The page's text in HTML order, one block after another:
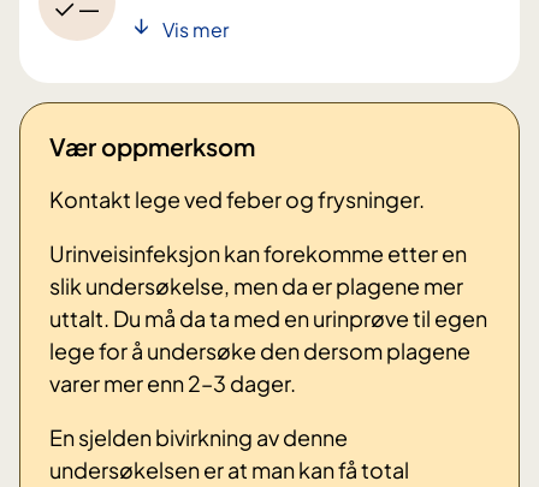
Vis mer
Vær oppmerksom
Kontakt lege ved feber og frysninger.
Urinveisinfeksjon kan forekomme etter en
slik undersøkelse, men da er plagene mer
uttalt. Du må da ta med en urinprøve til egen
lege for å undersøke den dersom plagene
varer mer enn 2–3 dager.
En sjelden bivirkning av denne
undersøkelsen er at man kan få total